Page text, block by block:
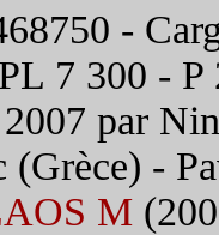
-
7 300 -
par
(Grèce) -
M